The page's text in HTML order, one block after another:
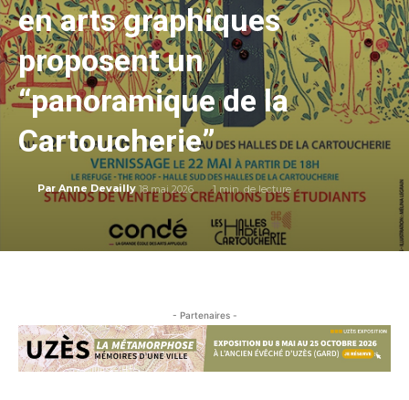
en arts graphiques
proposent un
“panoramique de la
Cartoucherie”
Par Anne Devailly 18 mai 2026 1 min. de lecture
- Partenaires -